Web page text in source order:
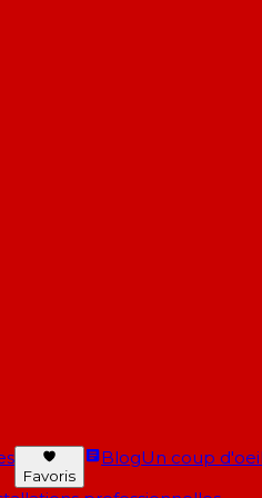
Favoris
BlogUn coup